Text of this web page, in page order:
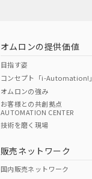
オムロンの提供価値
目指す姿
コンセプト「i-Automation!」
オムロンの強み
お客様との共創拠点
AUTOMATION CENTER
技術を磨く現場
販売ネットワーク
国内販売ネットワーク